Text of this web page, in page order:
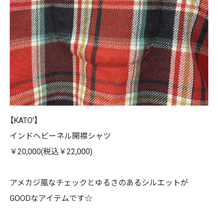
【KATO'】
インドヘビーネル開襟シャツ
￥20,000(税込￥22,000)
アメカジ風なチェックとゆるさのあるシルエットが
GOODなアイテムです☆